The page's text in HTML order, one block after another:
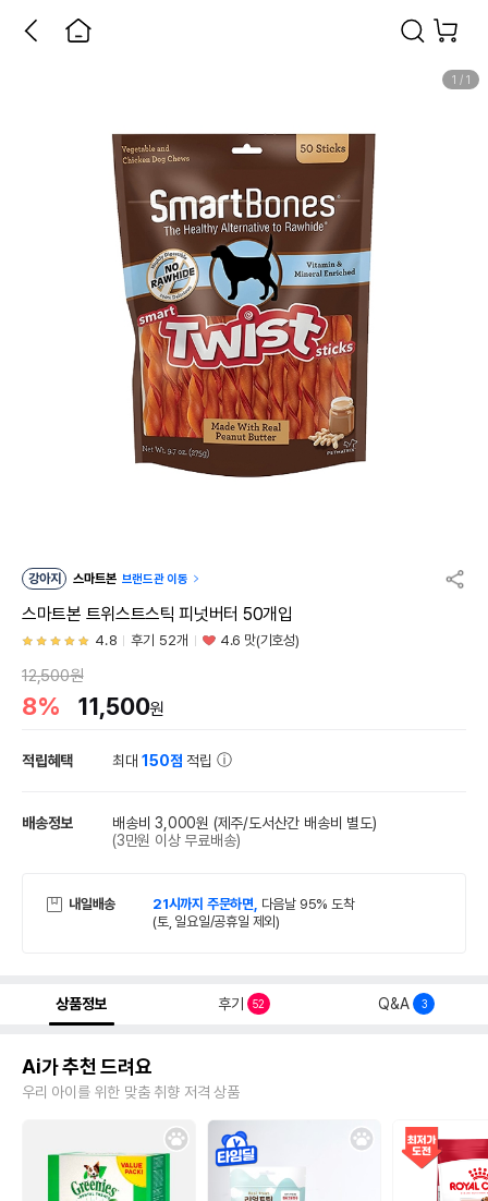
1 / 1
강아지 스마트본 브랜드관 이동
스마트본 트위스트스틱 피넛버터 50개입
4.8 후기 52개 4.6 맛(기호성)
12,500원
8% 11,500원
적립혜택 최대150점 적립
배송정보 배송비 3,000원 (제주/도서산간 배송비 별도)
(3만원 이상 무료배송)
내일배송 21시까지 주문하면, 다음날 95% 도착
(토, 일요일/공휴일 제외)
상품정보 후기 52 Q&A 3
Ai가 추천 드려요
우리 아이를 위한 맞춤 취향 저격 상품